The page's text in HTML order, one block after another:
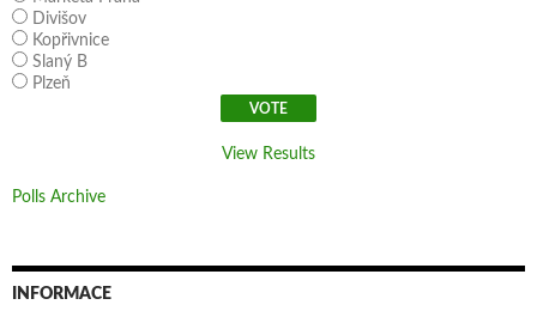
Divišov
Kopřivnice
Slaný B
Plzeň
View Results
Polls Archive
INFORMACE